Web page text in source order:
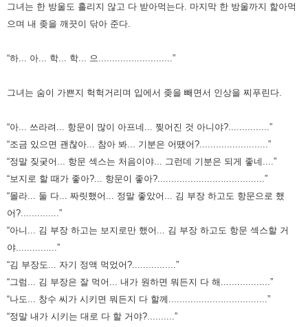
그녀는 한 방울도 흘리지 않고 다 받아먹는다. 마지막 한 방울까지 핥아먹
으며 내 좆을 깨끗이 닦아 준다.
“하... 아... 학... 학... 으...........................”
그녀는 숨이 가쁜지 헉헉거리며 입에서 좆을 빼면서 인상을 찌푸린다.
“아... 쓰라려... 항문이 많이 아프네... 찢어진 것 아니야?...............”
“조금 있으면 괜찮아... 참아 봐... 기분은 어땠어?.........................”
“정말 짖궂어... 항문 섹스는 처음이야... 그런데 기분은 되게 좋네....”
“보지로 할 때가 좋아?... 항문이 좋아?.......................................”
“몰라... 둘 다... 짜릿했어... 정말 좋았어... 김 부장 하고도 항문으로 했
어?..............”
“아니... 김 부장 하고는 보지로만 했어... 김 부장 하고도 항문 섹스할 거
야...............”
“김 부장도... 자기 정액 먹었어?................”
“그럼... 김 부장은 잘 먹어... 내가 원하면 뭐든지 다 해..................”
“나도... 창수 씨가 시키면 뭐든지 다 할께....................................”
“정말 내가 시키는 대로 다 할 거야?..........”